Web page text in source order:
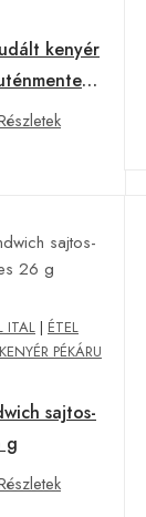
kenyér
ITAL | ÉTEL
KENYÉR PÉKÁRU
sajtos-
g